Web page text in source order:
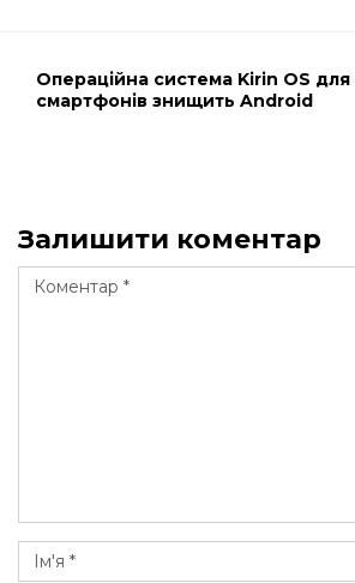
Операційна система Kirin OS для
смартфонів знищить Android
Залишити коментар